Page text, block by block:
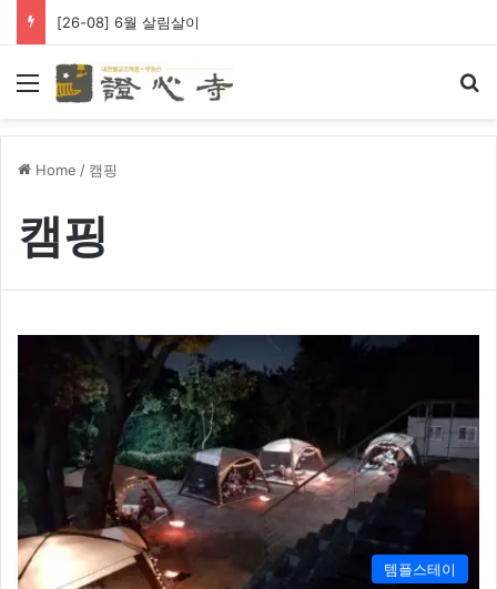
[26-08] 6월 살림살이
Menu
Home / 캠핑
캠핑
템플스테이